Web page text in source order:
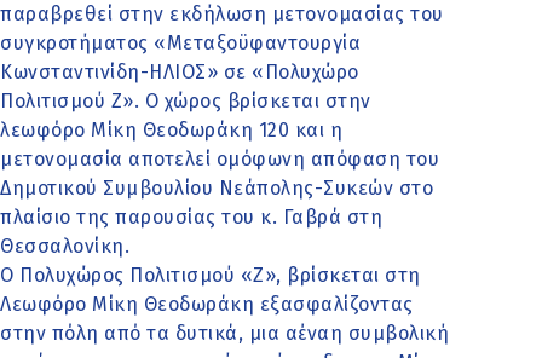
παραβρεθεί στην εκδήλωση μετονομασίας του
συγκροτήματος «Μεταξοϋφαντουργία
Κωνσταντινίδη-ΗΛΙΟΣ» σε «Πολυχώρο
Πολιτισμού Ζ». Ο χώρος βρίσκεται στην
λεωφόρο Μίκη Θεοδωράκη 120 και η
μετονομασία αποτελεί ομόφωνη απόφαση του
Δημοτικού Συμβουλίου Νεάπολης-Συκεών στο
πλαίσιο της παρουσίας του κ. Γαβρά στη
Θεσσαλονίκη.
Ο Πολυχώρος Πολιτισμού «Ζ», βρίσκεται στη
Λεωφόρο Μίκη Θεοδωράκη εξασφαλίζοντας
στην πόλη από τα δυτικά, μια αέναη συμβολική